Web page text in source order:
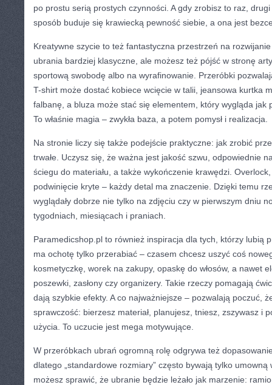
po prostu serią prostych czynności. A gdy zrobisz to raz,
sposób buduje się krawiecką pewność siebie, a ona jest
Kreatywne szycie to też fantastyczna przestrzeń na
ubrania bardziej klasyczne, ale możesz też pójść w stronę
sportową swobodę albo na wyrafinowanie. Przeróbki
T-shirt może dostać kobiece wcięcie w talii, jeansowa kurtka
falbanę, a bluza może stać się elementem, który wygląda jak
To właśnie magia – zwykła baza, a potem pomysł i realizacja.
Na stronie liczy się także podejście praktyczne: jak zrobić
trwałe. Uczysz się, że ważna jest jakość szwu, odpowiednie
ściegu do materiału, a także wykończenie krawędzi.
podwinięcie kryte – każdy detal ma znaczenie. Dzięki temu
wyglądały dobrze nie tylko na zdjęciu czy w pierwszym dniu
tygodniach, miesiącach i praniach.
Paramedicshop.pl to również inspiracja dla tych, którzy lubią
ma ochotę tylko przerabiać – czasem chcesz uszyć coś
kosmetyczkę, worek na zakupy, opaskę do włosów, a nawet
poszewki, zasłony czy organizery. Takie rzeczy pomagają
dają szybkie efekty. A co najważniejsze – pozwalają poczuć,
sprawczość: bierzesz materiał, planujesz, tniesz, zszywasz i
użycia. To uczucie jest mega motywujące.
W przeróbkach ubrań ogromną rolę odgrywa też
dlatego „standardowe rozmiary” często bywają tylko umowną
możesz sprawić, że ubranie będzie leżało jak marzenie: